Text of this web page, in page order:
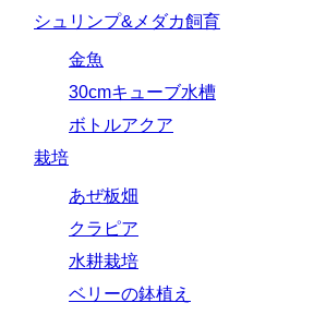
シュリンプ&メダカ飼育
金魚
30cmキューブ水槽
ボトルアクア
栽培
あぜ板畑
クラピア
水耕栽培
ベリーの鉢植え